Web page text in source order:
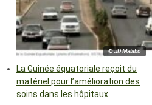
© JD Malabo
La Guinée équatoriale reçoit du
matériel pour l’amélioration des
soins dans les hôpitaux